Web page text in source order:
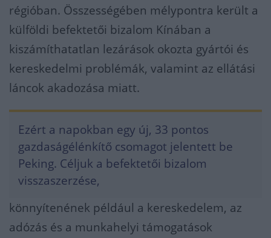
régióban. Összességében mélypontra került a
külföldi befektetői bizalom Kínában a
kiszámíthatatlan lezárások okozta gyártói és
kereskedelmi problémák, valamint az ellátási
láncok akadozása miatt.
Ezért a napokban egy új, 33 pontos
gazdaságélénkítő csomagot jelentett be
Peking. Céljuk a befektetői bizalom
visszaszerzése,
könnyítenének például a kereskedelem, az
adózás és a munkahelyi támogatások